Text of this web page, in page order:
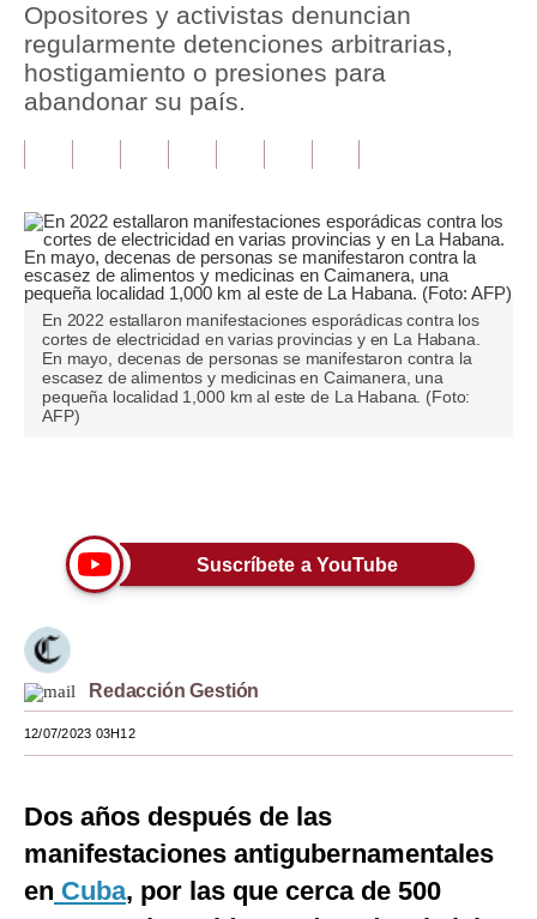
Política
Tu Dinero
Finanzas Personales
Plus G
Opinión
Editorial
Pregunta de hoy
Blogs
Viajes
Estilos
Mundo
México
España
Internacional
Opositores y activistas denuncian
regularmente detenciones arbitrarias,
hostigamiento o presiones para
abandonar su país.
En 2022 estallaron manifestaciones esporádicas contra los
cortes de electricidad en varias provincias y en La Habana.
En mayo, decenas de personas se manifestaron contra la
escasez de alimentos y medicinas en Caimanera, una
pequeña localidad 1,000 km al este de La Habana. (Foto:
AFP)
Suscríbete a YouTube
Redacción Gestión
12/07/2023 03H12
Dos años después de las
manifestaciones antigubernamentales
en Cuba, por las que cerca de 500